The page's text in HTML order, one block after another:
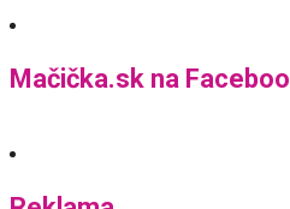
Mačička.sk na